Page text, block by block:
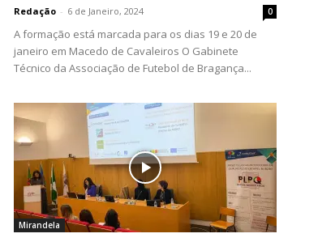
Redação - 6 de Janeiro, 2024 0
A formação está marcada para os dias 19 e 20 de
janeiro em Macedo de Cavaleiros O Gabinete
Técnico da Associação de Futebol de Bragança...
Mirandela